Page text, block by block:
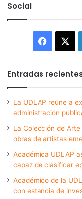
Social
Entradas recientes
La UDLAP reúne a
administración
La Colección de
obras de artistas
Académica UDLAP
capaz de clasificar
Académico de la
con estancia de